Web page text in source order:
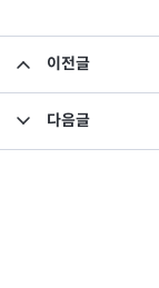
이전글
다음글